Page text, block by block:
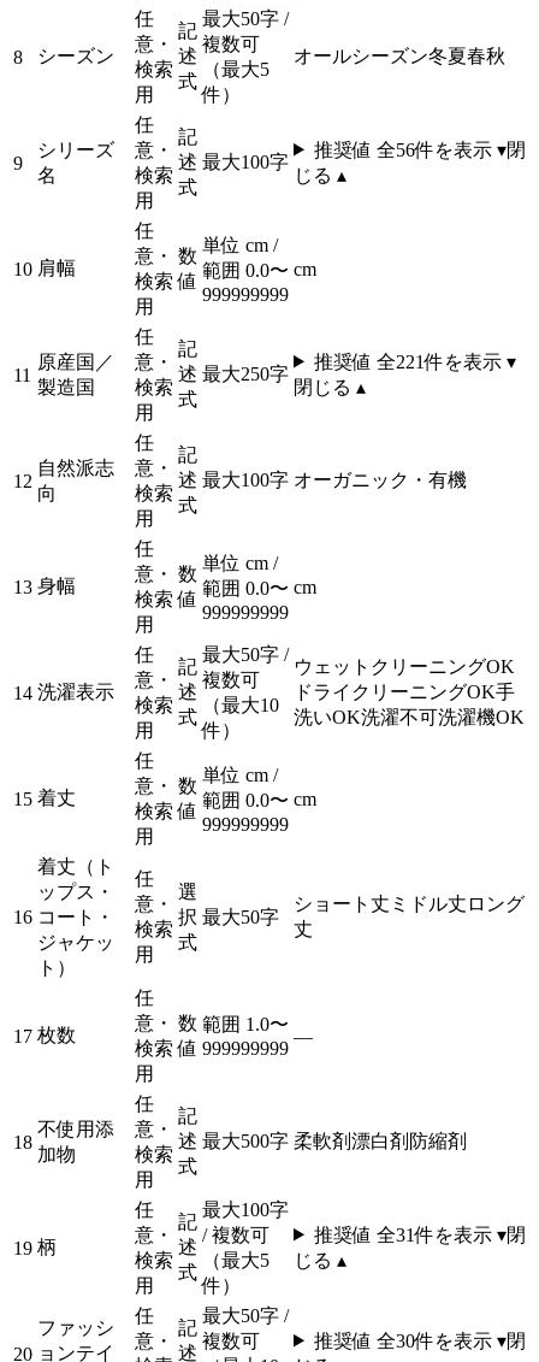
8 シーズン
任
意・
検索
用
記
述
式
最大50字 /
複数可
（最大5
件）
オールシーズン冬夏春秋
9
シリーズ
名
任
意・
検索
用
記
述
式
最大100字
推奨値 全56件を表示 ▾閉
じる ▴
10 肩幅
任
意・
検索
用
数
値
単位 cm /
範囲 0.0〜
999999999
cm
11
原産国／
製造国
任
意・
検索
用
記
述
式
最大250字
推奨値 全221件を表示 ▾
閉じる ▴
12
自然派志
向
任
意・
検索
用
記
述
式
最大100字 オーガニック・有機
13 身幅
任
意・
検索
用
数
値
単位 cm /
範囲 0.0〜
999999999
cm
14 洗濯表示
任
意・
検索
用
記
述
式
最大50字 /
複数可
（最大10
件）
ウェットクリーニングOK
ドライクリーニングOK手
洗いOK洗濯不可洗濯機OK
15 着丈
任
意・
検索
用
数
値
単位 cm /
範囲 0.0〜
999999999
cm
16
着丈（ト
ップス・
コート・
ジャケッ
ト）
任
意・
検索
用
選
択
式
最大50字
ショート丈 ミドル丈 ロング
丈
17 枚数
任
意・
検索
用
数
値
範囲 1.0〜
999999999
—
18
不使用添
加物
任
意・
検索
用
記
述
式
最大500字 柔軟剤漂白剤 防縮剤
19 柄
任
意・
検索
用
記
述
式
最大100字
/ 複数可
（最大5
件）
推奨値 全31件を表示 ▾閉
じる ▴
20
ファッシ
ョンテイ
任
意・
記
述
最大50字 /
複数可
推奨値 全30件を表示 ▾閉